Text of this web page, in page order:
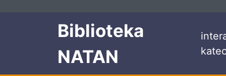
Biblioteka
NATAN